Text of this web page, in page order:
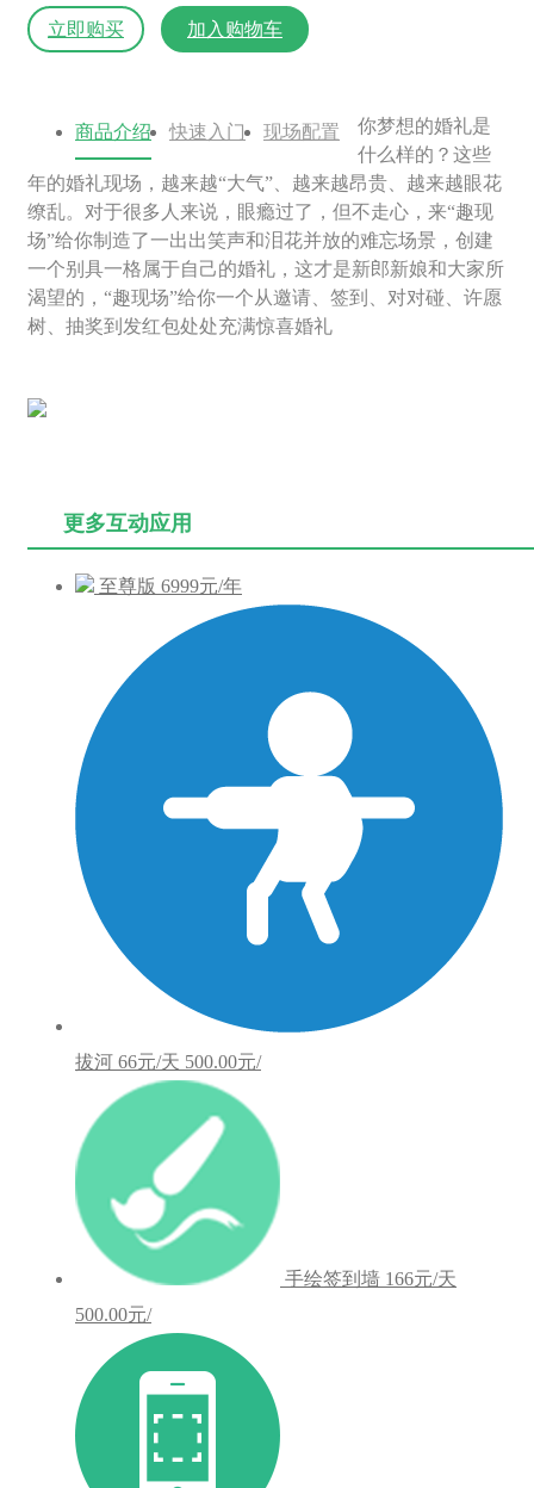
立即购买 加入购物车
商品介绍 快速入门 现场配置
你梦想的婚礼是
什么样的？这些
年的婚礼现场，越来越“大气”、越来越昂贵、越来越眼花
缭乱。对于很多人来说，眼瘾过了，但不走心，来“趣现
场”给你制造了一出出笑声和泪花并放的难忘场景，创建
一个别具一格属于自己的婚礼，这才是新郎新娘和大家所
渴望的，“趣现场”给你一个从邀请、签到、对对碰、许愿
树、抽奖到发红包处处充满惊喜婚礼
更多互动应用
至尊版 6999元/年
拔河 66元/天 500.00元/
手绘签到墙 166元/天
500.00元/